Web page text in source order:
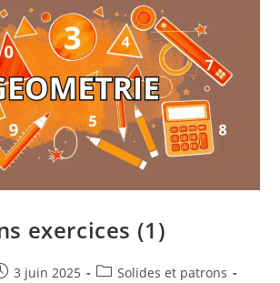
exercices (1)
3 juin 2025
Solides et patrons